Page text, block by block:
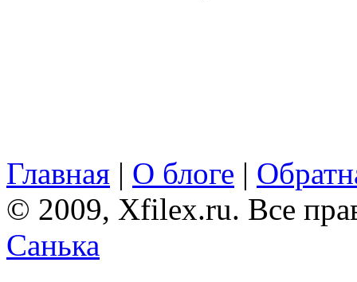
Главная | О блоге |
© 2009, Xfilex.ru. Все
Санька